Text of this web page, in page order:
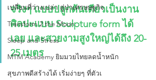
เปลี่ยนที่ว่างเปล่า สู่ป่าเศรษษฐกิจ
Transform 2 the Moon
Sleep and Stress
MTM Academy ยิมมวยไทยลดน้ำหนัก
สุขภาพดีสร้างได้ เริ่มง่ายๆ ที่ตัวเ
จริงๆ แบบปลูกต้นเดียวเป็นงาน
ศิลปะแบบ Sculpture form ได้
เลย และสวยงามสูงใหญ่ได้ถึง 20-
25 เมตร